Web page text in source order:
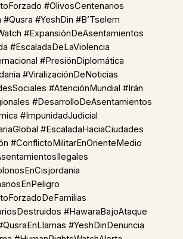
#OlivosCentenarios
#YeshDin #B’Tselem
#ExpansiónDeAsentamientos
#EscaladaDeLaViolencia
#PresiónDiplomática
#ViralizaciónDeNoticias
#AtenciónMundial #Irán
#DesarrolloDeAsentamientos
#ImpunidadJudicial
#EscaladaHaciaCiudades
#ConflictoMilitarEnOrienteMedio
#HawaraBajoAtaque
#YeshDinDenuncia